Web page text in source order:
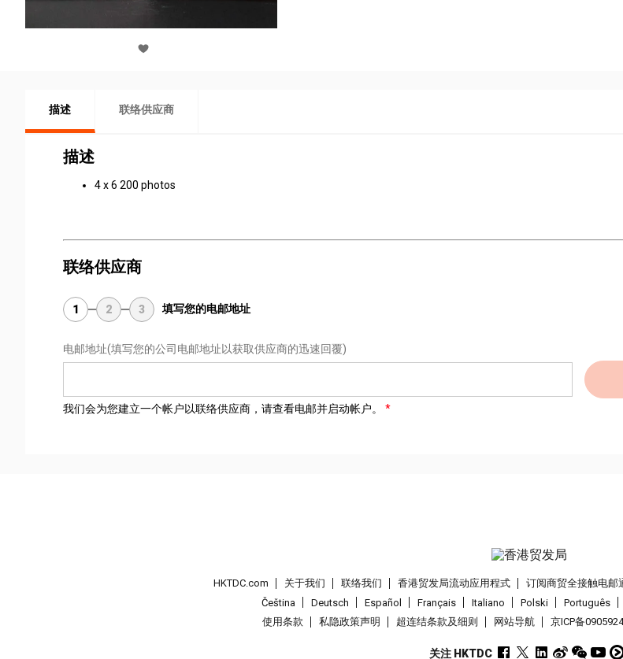
描述 联络供应商
描述
4 x 6 200 photos
联络供应商
1 2 3 填写您的电邮地址
电邮地址(填写您的公司电邮地址以获取供应商的迅速回覆)
我们会为您建立一个帐户以联络供应商，请查看电邮并启动帐户。
HKTDC.com 关于我们 联络我们 香港贸发局流动应用程式 订阅商贸全接触电邮
Čeština
Deutsch Español Français Italiano Polski Português
使用条款
私隐政策声明 超连结条款及细则 网站导航 京ICP备
关注 HKTDC